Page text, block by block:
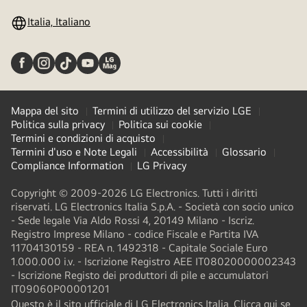
Italia, Italiano
Mappa del sito
Termini di utilizzo del servizio LGE
Politica sulla privacy
Politica sui cookie
Termini e condizioni di acquisto
Termini d'uso e Note Legali
Accessibilità
Glossario
Compliance Information
LG Privacy
Copyright © 2009-2026 LG Electronics. Tutti i diritti
riservati. LG Electronics Italia S.p.A. - Società con socio unico
- Sede legale Via Aldo Rossi 4, 20149 Milano - Iscriz.
Registro Imprese Milano - codice Fiscale e Partita IVA
11704130159 - REA n. 1492318 - Capitale Sociale Euro
1.000.000 i.v. - Iscrizione Registro AEE IT08020000002343​
- Iscrizione Registo dei produttori di pile e accumulatori
IT09060P00001201
Questo è il sito ufficiale di LG Electronics Italia. Clicca qui se